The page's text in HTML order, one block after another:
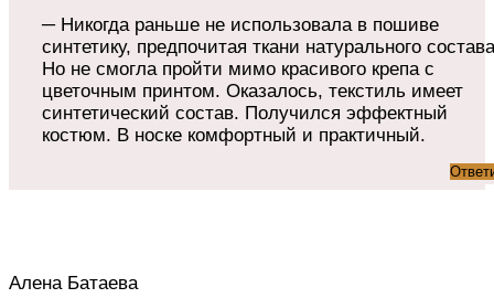
─ Никогда раньше не использовала в пошиве
синтетику, предпочитая ткани натурального
Но не смогла пройти мимо красивого крепа с
цветочным принтом. Оказалось, текстиль имеет
синтетический состав. Получился эффектный
костюм. В носке комфортный и практичный.
Алена Батаева